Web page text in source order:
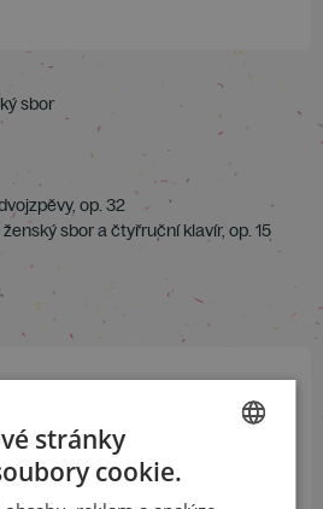
sbor
op. 32
sbor a čtyřruční klavír, op. 15
první v obraze
stránky
cookie.